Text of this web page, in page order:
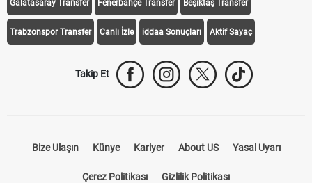
Galatasaray Transfer Fenerbahçe Transfer Beşiktaş Transfer
Trabzonspor Transfer Canlı İzle iddaa Sonuçları Aktif Sayaç
Takip Et
Bize Ulaşın Künye Kariyer About US Yasal Uyarı
Çerez Politikası Gizlilik Politikası